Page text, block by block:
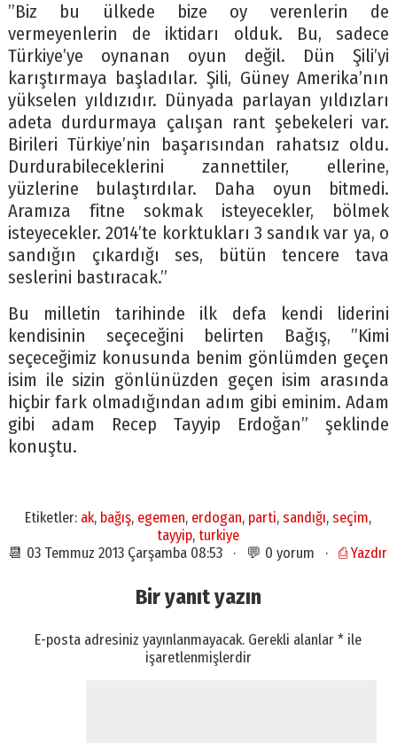
”Biz bu ülkede bize oy verenlerin de
vermeyenlerin de iktidarı olduk. Bu, sadece
Türkiye’ye oynanan oyun değil. Dün Şili’yi
karıştırmaya başladılar. Şili, Güney Amerika’nın
yükselen yıldızıdır. Dünyada parlayan yıldızları
adeta durdurmaya çalışan rant şebekeleri var.
Birileri Türkiye’nin başarısından rahatsız oldu.
Durdurabileceklerini zannettiler, ellerine,
yüzlerine bulaştırdılar. Daha oyun bitmedi.
Aramıza fitne sokmak isteyecekler, bölmek
isteyecekler. 2014’te korktukları 3 sandık var ya, o
sandığın çıkardığı ses, bütün tencere tava
seslerini bastıracak.”
Bu milletin tarihinde ilk defa kendi liderini
kendisinin seçeceğini belirten Bağış, ”Kimi
seçeceğimiz konusunda benim gönlümden geçen
isim ile sizin gönlünüzden geçen isim arasında
hiçbir fark olmadığından adım gibi eminim. Adam
gibi adam Recep Tayyip Erdoğan” şeklinde
konuştu.
Etiketler: ak, bağış, egemen, erdogan, parti,sandığı,seçim,
tayyip, turkiye
📆 03 Temmuz 2013 Çarşamba 08:53 · 💬 0 yorum · ⎙ Yazdır
Bir yanıt yazın
E-posta adresiniz yayınlanmayacak. Gerekli alanlar* ile
işaretlenmişlerdir